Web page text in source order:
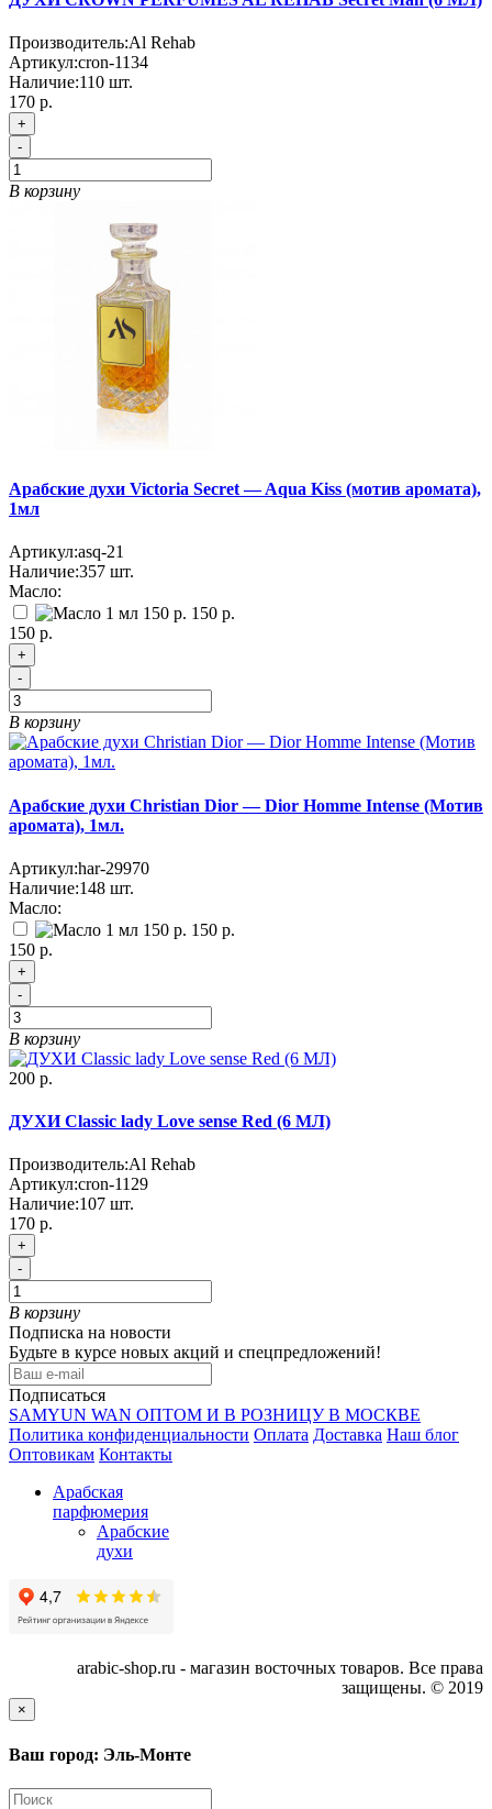
Производитель:Al Rehab
Артикул:cron-1134
Наличие:110 шт.
170 р.
+
-
В корзину
Арабские духи Victoria Secret — Aqua Kiss (мотив аромата),
1мл
Артикул:asq-21
Наличие:357 шт.
Масло:
150 р.
150 р.
+
-
В корзину
Арабские духи Christian Dior — Dior Homme Intense (Мотив
аромата), 1мл.
Артикул:har-29970
Наличие:148 шт.
Масло:
150 р.
150 р.
+
-
В корзину
200 р.
ДУХИ Classic lady Love sense Red (6 МЛ)
Производитель:Al Rehab
Артикул:cron-1129
Наличие:107 шт.
170 р.
+
-
В корзину
Подписка на новости
Будьте в курсе новых акций и спецпредложений!
Подписаться
SAMYUN WAN ОПТОМ И В РОЗНИЦУ В МОСКВЕ
Политика конфиденциальности Оплата Доставка Наш блог
Оптовикам Контакты
Арабская
парфюмерия
Арабские
духи
arabic-shop.ru - магазин восточных товаров. Все права
защищены. © 2019
×
Ваш город: Эль-Монте